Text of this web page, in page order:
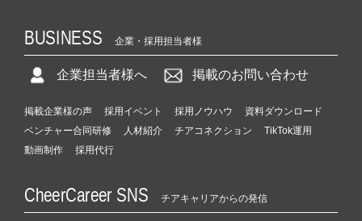
BUSINESS 企業・採用担当者様
企業担当者様へ 掲載のお問い合わせ
掲載企業様の声 採用イベント 採用ノウハウ
資料ダウンロード
ベンチャー合同研修
人材紹介 チアコネクション
TikTok運用
動画制作
採用代行
CheerCareer SNS チアキャリアからの発信